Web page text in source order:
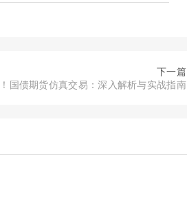
下一篇
国债期货仿真交易：深入解析与实战指南